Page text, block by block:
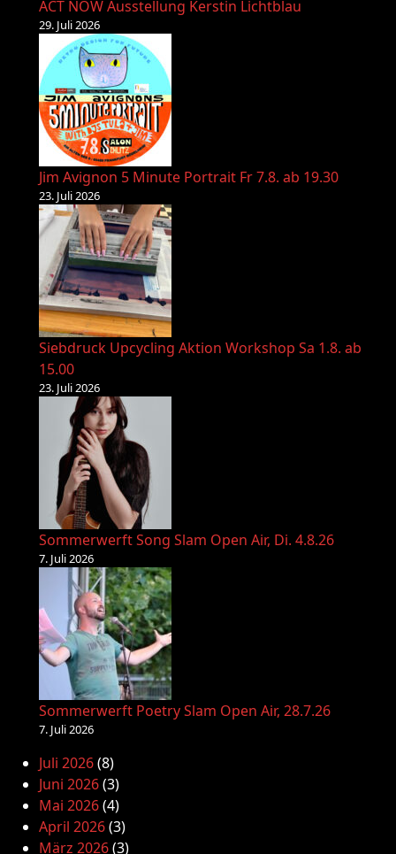
ACT NOW Ausstellung Kerstin Lichtblau
29. Juli 2026
Jim Avignon 5 Minute Portrait Fr 7.8. ab 19.30
23. Juli 2026
Siebdruck Upcycling Aktion Workshop Sa 1.8. ab
15.00
23. Juli 2026
Sommerwerft Song Slam Open Air, Di. 4.8.26
7. Juli 2026
Sommerwerft Poetry Slam Open Air, 28.7.26
7. Juli 2026
Juli 2026(8)
Juni 2026(3)
Mai 2026(4)
April 2026(3)
März 2026(3)